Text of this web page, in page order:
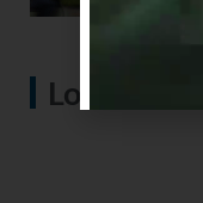
Lo más visto